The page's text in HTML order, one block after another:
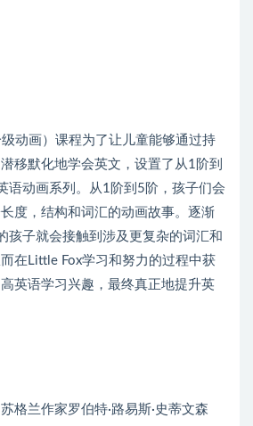
动画）课程为了让儿童能够通过持
移默化地学会英文，设置了从1阶到
语动画系列。从1阶到5阶，孩子们会
度，结构和词汇的动画故事。逐渐
孩子就会接触到涉及更复杂的词汇和
在Little Fox学习和努力的过程中获
英语学习兴趣，最终真正地提升英
格兰作家罗伯特·路易斯·史蒂文森